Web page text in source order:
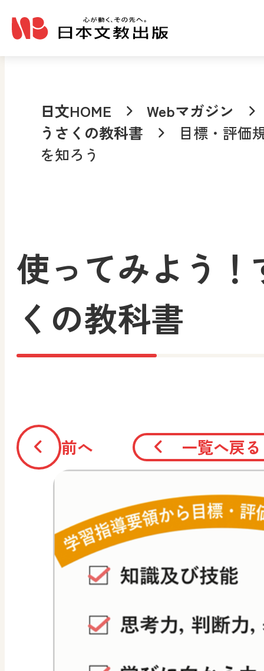
日文HOME
Webマガジン
うさくの教科書
目標・評価
を知ろう
使ってみよう
くの教科書
前へ 一覧へ戻る